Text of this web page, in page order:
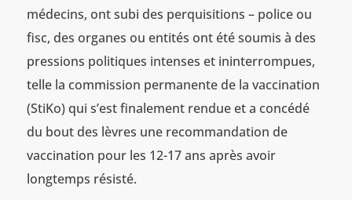
médecins, ont subi des perquisitions – police ou
fisc, des organes ou entités ont été soumis à des
pressions politiques intenses et ininterrompues,
telle la commission permanente de la vaccination
(StiKo) qui s’est finalement rendue et a concédé
du bout des lèvres une recommandation de
vaccination pour les 12-17 ans après avoir
longtemps résisté.